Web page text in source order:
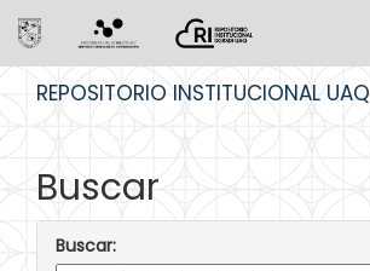
REPOSITORIO INSTITUCIONAL UAQ
Buscar
Buscar: